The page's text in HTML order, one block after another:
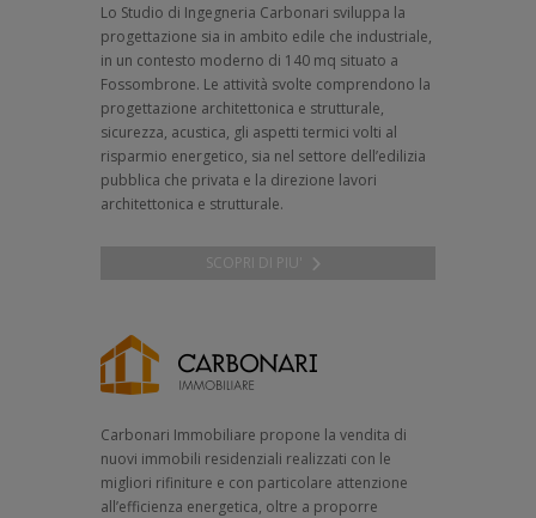
Lo Studio di Ingegneria Carbonari sviluppa la
progettazione sia in ambito edile che industriale,
in un contesto moderno di 140 mq situato a
Fossombrone. Le attività svolte comprendono la
progettazione architettonica e strutturale,
sicurezza, acustica, gli aspetti termici volti al
risparmio energetico, sia nel settore dell’edilizia
pubblica che privata e la direzione lavori
architettonica e strutturale.
SCOPRI DI PIU'
Carbonari Immobiliare propone la vendita di
nuovi immobili residenziali realizzati con le
migliori rifiniture e con particolare attenzione
all’efficienza energetica, oltre a proporre